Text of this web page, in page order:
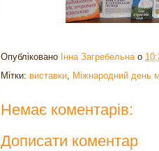
Опубліковано Інна Загребельна о
Мітки: виставки Міжнародний день
Немає коментарів:
Дописати коментар